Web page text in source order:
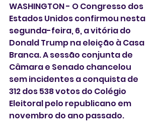
WASHINGTON - O Congresso dos
Estados Unidos confirmou nesta
segunda-feira, 6, a vitória do
Donald Trump na eleição à Casa
Branca. A sessão conjunta de
Câmara e Senado chancelou
sem incidentes a conquista de
312 dos 538 votos do Colégio
Eleitoral pelo republicano em
novembro do ano passado.